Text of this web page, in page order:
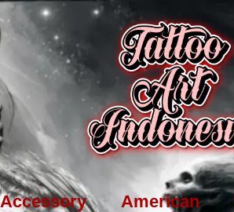
Accessory American